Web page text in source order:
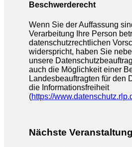
Beschwerderecht
Wenn Sie der Auffassung
Verarbeitung Ihre Person
datenschutzrechtlichen
widerspricht, haben Sie
unsere
auch die Möglichkeit einer
Landesbeauftragten für den
die Informationsfreiheit
(https://
Nächste